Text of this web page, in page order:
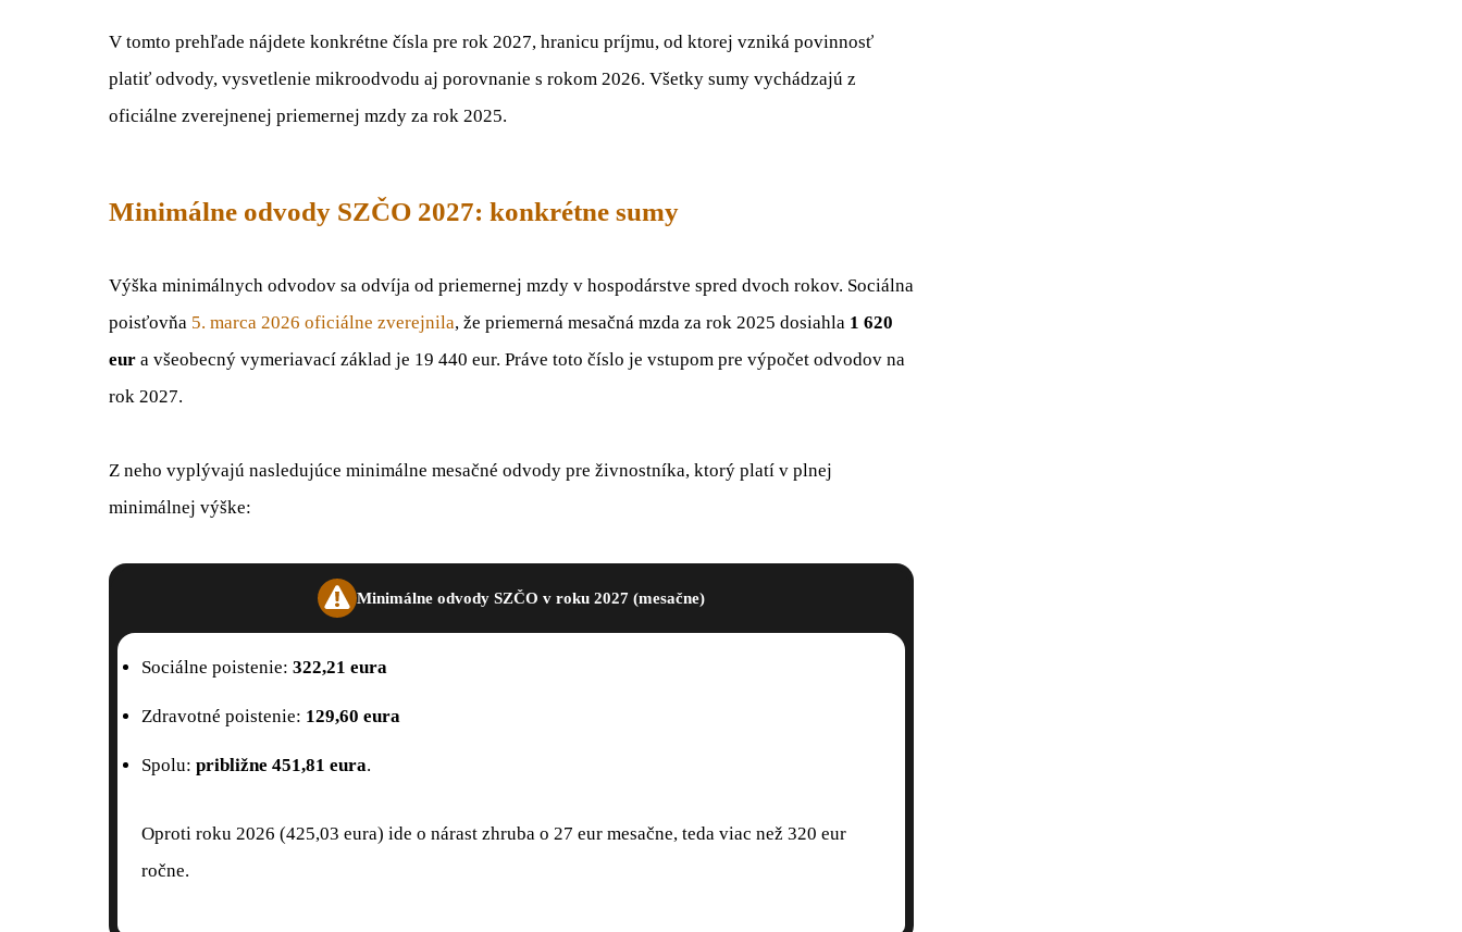
V tomto prehľade nájdete konkrétne čísla pre rok 2027, hranicu príjmu, od ktorej vzniká povinnosť
platiť odvody, vysvetlenie mikroodvodu aj porovnanie s rokom 2026. Všetky sumy vychádzajú z
oficiálne zverejnenej priemernej mzdy za rok 2025.
Minimálne odvody SZČO 2027: konkrétne sumy
Výška minimálnych odvodov sa odvíja od priemernej mzdy v hospodárstve spred dvoch rokov. Sociálna
poisťovňa 5. marca 2026 oficiálne zverejnila, že priemerná mesačná mzda za rok 2025 dosiahla 1 620
eur a všeobecný vymeriavací základ je 19 440 eur. Práve toto číslo je vstupom pre výpočet odvodov na
rok 2027.
Z neho vyplývajú nasledujúce minimálne mesačné odvody pre živnostníka, ktorý platí v plnej
minimálnej výške:
Minimálne odvody SZČO v roku 2027 (mesačne)
Sociálne poistenie: 322,21 eura
Zdravotné poistenie: 129,60 eura
Spolu: približne 451,81 eura.
Oproti roku 2026 (425,03 eura) ide o nárast zhruba o 27 eur mesačne, teda viac než 320 eur
ročne.